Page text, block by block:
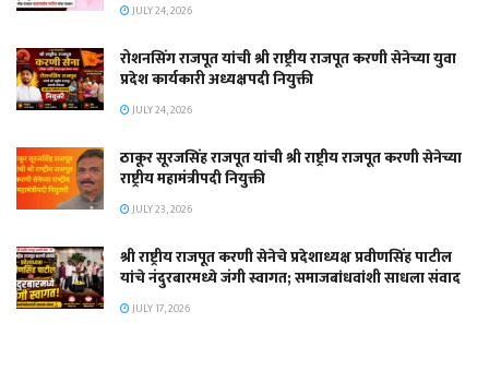
JULY 24, 2026
रोशनसिंग राजपूत यांची श्री राष्ट्रीय राजपूत करणी सेनेच्या युवा
प्रदेश कार्यकारी अध्यक्षपदी नियुक्ती
JULY 24, 2026
ठाकूर सूरजसिंह राजपूत यांची श्री राष्ट्रीय राजपूत करणी सेनेच्या
राष्ट्रीय महामंत्रीपदी नियुक्ती
JULY 23, 2026
श्री राष्ट्रीय राजपूत करणी सेनेचे प्रदेशाध्यक्ष प्रवीणसिंह पाटील
यांचे नंदुरबारमध्ये जंगी स्वागत; समाजबांधवांशी साधला संवाद
JULY 17, 2026